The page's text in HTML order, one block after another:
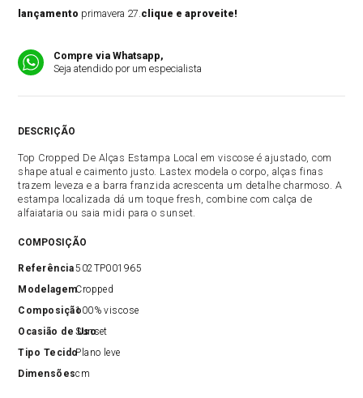
lançamento primavera 27.clique e aproveite!
Compre via Whatsapp,
Seja atendido por um especialista
DESCRIÇÃO
Top Cropped De Alças Estampa Local em viscose é ajustado, com
shape atual e caimento justo. Lastex modela o corpo, alças finas
trazem leveza e a barra franzida acrescenta um detalhe charmoso. A
estampa localizada dá um toque fresh, combine com calça de
alfaiataria ou saia midi para o sunset.
COMPOSIÇÃO
Referência502TP001965
ModelagemCropped
Composição100% viscose
Ocasião de Uso
Sunset
Tipo TecidoPlano leve
Dimensõescm